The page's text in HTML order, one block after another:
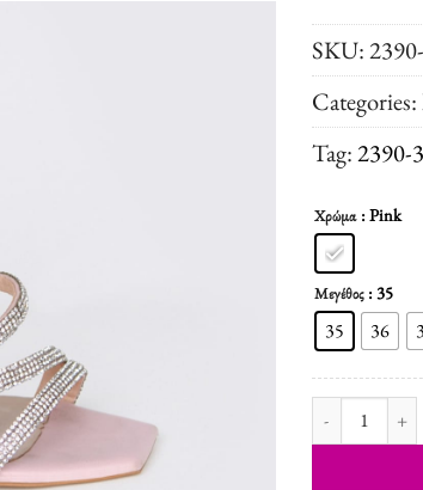
SKU:
Categories:
Tag:2390-
Χρώμα : Pink
Μεγέθος : 35
35 36